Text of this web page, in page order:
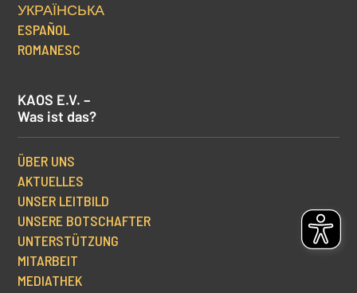
УКРАЇНСЬКА
ESPAÑOL
ROMANESC
KAOS E.V. –
Was ist das?
ÜBER UNS
AKTUELLES
UNSER LEITBILD
UNSERE BOTSCHAFTER
UNTERSTÜTZUNG
MITARBEIT
MEDIATHEK